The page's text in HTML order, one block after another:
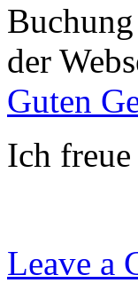
der
Guten
Ich
Leave a